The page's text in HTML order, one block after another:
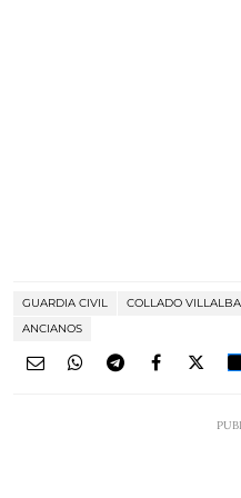
GUARDIA CIVIL COLLADO VILLALBA
ANCIANOS